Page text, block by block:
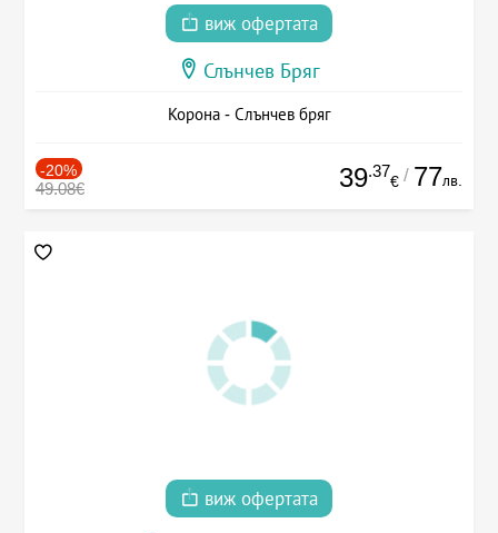
виж офертата
Слънчев Бряг
Корона - Слънчев бряг
-20%
49.08€ 39.37
€ / 77лв.
виж офертата